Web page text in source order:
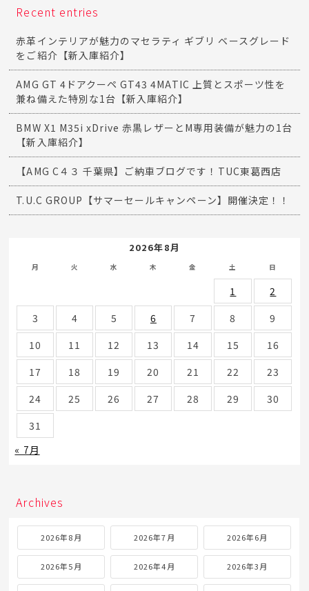
Recent entries
赤革インテリアが魅力のマセラティ ギブリ ベースグレード
をご紹介【新入庫紹介】
AMG GT 4ドアクーペ GT43 4MATIC 上質とスポーツ性を
兼ね備えた特別な1台【新入庫紹介】
BMW X1 M35i xDrive 赤黒レザーとM専用装備が魅力の1台
【新入庫紹介】
【AMG C４３ 千葉県】ご納車ブログです！TUC東葛西店
T.U.C GROUP【サマーセールキャンペーン】開催決定！！
2026年8月
月 火 水 木 金 土 日
1
2
3
4 5 6 7 8
9
10
11 12 13 14 15
16
17
18 19 20 21 22
23
24
25 26 27 28 29
30
31
« 7月
Archives
2026年8月 2026年7月 2026年6月
2026年5月 2026年4月 2026年3月